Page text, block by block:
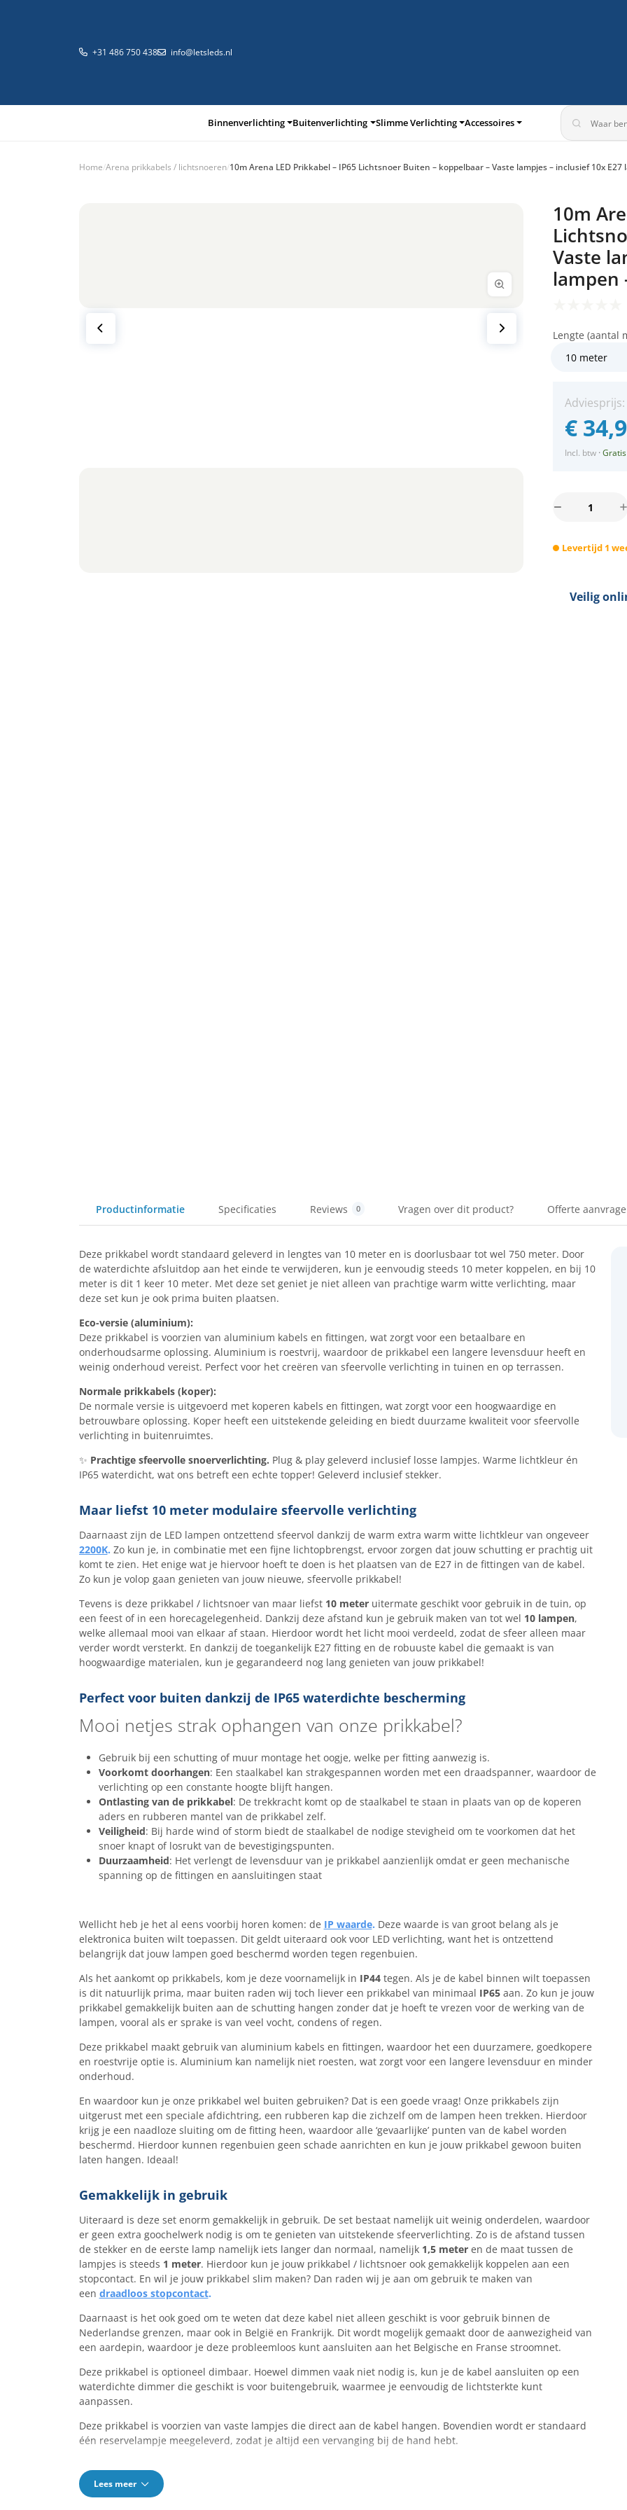
+31 486 750 438 info@letsleds.nl
Binnenverlichting Buitenverlichting Slimme Verlichting Accessoires
Home/Arena prikkabels / lichtsnoeren/10m Arena LED Prikkabel – IP65 Lichtsnoer Buiten – koppelbaar – Vaste lampjes – inclusief 10x E27
10m
Vaste
lampen
Lengte (aantal
€
Incl. btw ·
Prikkabel
Lichtsnoer
Levertijd 1
Veilig
Productinformatie Specificaties Reviews 0 Vragen over dit product? Offerte
Deze prikkabel wordt standaard geleverd in lengtes van 10 meter en is doorlusbaar tot wel 750 meter. Door
de waterdichte afsluitdop aan het einde te verwijderen, kun je eenvoudig steeds 10 meter koppelen, en bij 10
meter is dit 1 keer 10 meter. Met deze set geniet je niet alleen van prachtige warm witte verlichting, maar
deze set kun je ook prima buiten plaatsen.
Eco-versie (aluminium):
Deze prikkabel is voorzien van aluminium kabels en fittingen, wat zorgt voor een betaalbare en
onderhoudsarme oplossing. Aluminium is roestvrij, waardoor de prikkabel een langere levensduur heeft en
weinig onderhoud vereist. Perfect voor het creëren van sfeervolle verlichting in tuinen en op terrassen.
Normale prikkabels (koper):
De normale versie is uitgevoerd met koperen kabels en fittingen, wat zorgt voor een hoogwaardige en
betrouwbare oplossing. Koper heeft een uitstekende geleiding en biedt duurzame kwaliteit voor sfeervolle
verlichting in buitenruimtes.
✨ Prachtige sfeervolle snoerverlichting. Plug & play geleverd inclusief losse lampjes. Warme lichtkleur én
IP65 waterdicht, wat ons betreft een echte topper! Geleverd inclusief stekker.
Maar liefst 10 meter modulaire sfeervolle verlichting
Daarnaast zijn de LED lampen ontzettend sfeervol dankzij de warm extra warm witte lichtkleur van ongeveer
2200K. Zo kun je, in combinatie met een fijne lichtopbrengst, ervoor zorgen dat jouw schutting er prachtig uit
komt te zien. Het enige wat je hiervoor hoeft te doen is het plaatsen van de E27 in de fittingen van de kabel.
Zo kun je volop gaan genieten van jouw nieuwe, sfeervolle prikkabel!
Tevens is deze prikkabel / lichtsnoer van maar liefst 10 meteruitermate geschikt voor gebruik in de tuin, op
een feest of in een horecagelegenheid. Dankzij deze afstand kun je gebruik maken van tot wel 10 lampen,
welke allemaal mooi van elkaar af staan. Hierdoor wordt het licht mooi verdeeld, zodat de sfeer alleen maar
verder wordt versterkt. En dankzij de toegankelijk E27 fitting en de robuuste kabel die gemaakt is van
hoogwaardige materialen, kun je gegarandeerd nog lang genieten van jouw prikkabel!
Perfect voor buiten dankzij de IP65 waterdichte bescherming
Mooi netjes strak ophangen van onze prikkabel?
Gebruik bij een schutting of muur montage het oogje, welke per fitting aanwezig is.
Voorkomt doorhangen: Een staalkabel kan strakgespannen worden met een draadspanner, waardoor de
verlichting op een constante hoogte blijft hangen.
Ontlasting van de prikkabel: De trekkracht komt op de staalkabel te staan in plaats van op de koperen
aders en rubberen mantel van de prikkabel zelf.
Veiligheid: Bij harde wind of storm biedt de staalkabel de nodige stevigheid om te voorkomen dat het
snoer knapt of losrukt van de bevestigingspunten.
Duurzaamheid: Het verlengt de levensduur van je prikkabel aanzienlijk omdat er geen mechanische
spanning op de fittingen en aansluitingen staat
Wellicht heb je het al eens voorbij horen komen: de IP waarde. Deze waarde is van groot belang als je
elektronica buiten wilt toepassen. Dit geldt uiteraard ook voor LED verlichting, want het is ontzettend
belangrijk dat jouw lampen goed beschermd worden tegen regenbuien.
Als het aankomt op prikkabels, kom je deze voornamelijk in IP44tegen. Als je de kabel binnen wilt toepassen
is dit natuurlijk prima, maar buiten raden wij toch liever een prikkabel van minimaal IP65aan. Zo kun je jouw
prikkabel gemakkelijk buiten aan de schutting hangen zonder dat je hoeft te vrezen voor de werking van de
lampen, vooral als er sprake is van veel vocht, condens of regen.
Deze prikkabel maakt gebruik van aluminium kabels en fittingen, waardoor het een duurzamere, goedkopere
en roestvrije optie is. Aluminium kan namelijk niet roesten, wat zorgt voor een langere levensduur en minder
onderhoud.
En waardoor kun je onze prikkabel wel buiten gebruiken? Dat is een goede vraag! Onze prikkabels zijn
uitgerust met een speciale afdichtring, een rubberen kap die zichzelf om de lampen heen trekken. Hierdoor
krijg je een naadloze sluiting om de fitting heen, waardoor alle ‘gevaarlijke’ punten van de kabel worden
beschermd. Hierdoor kunnen regenbuien geen schade aanrichten en kun je jouw prikkabel gewoon buiten
laten hangen. Ideaal!
Gemakkelijk in gebruik
Uiteraard is deze set enorm gemakkelijk in gebruik. De set bestaat namelijk uit weinig onderdelen, waardoor
er geen extra goochelwerk nodig is om te genieten van uitstekende sfeerverlichting. Zo is de afstand tussen
de stekker en de eerste lamp namelijk iets langer dan normaal, namelijk 1,5 meteren de maat tussen de
lampjes is steeds 1 meter. Hierdoor kun je jouw prikkabel / lichtsnoer ook gemakkelijk koppelen aan een
stopcontact. En wil je jouw prikkabel slim maken? Dan raden wij je aan om gebruik te maken van
een draadloos stopcontact.
Daarnaast is het ook goed om te weten dat deze kabel niet alleen geschikt is voor gebruik binnen de
Nederlandse grenzen, maar ook in België en Frankrijk. Dit wordt mogelijk gemaakt door de aanwezigheid van
een aardepin, waardoor je deze probleemloos kunt aansluiten aan het Belgische en Franse stroomnet.
Deze prikkabel is optioneel dimbaar. Hoewel dimmen vaak niet nodig is, kun je de kabel aansluiten op een
waterdichte dimmer die geschikt is voor buitengebruik, waarmee je eenvoudig de lichtsterkte kunt
aanpassen.
Deze prikkabel is voorzien van vaste lampjes die direct aan de kabel hangen. Bovendien wordt er standaard
één reservelampje meegeleverd, zodat je altijd een vervanging bij de hand hebt.
Lees meer